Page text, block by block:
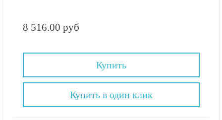
8 516.00 руб
Купить
Купить в один клик